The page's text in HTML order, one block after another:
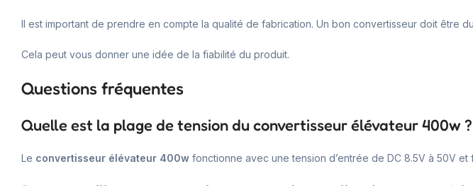
Il est important de prendre en compte la qualité de fabrication. Un bon convertisseur doit être
Cela peut vous donner une idée de la fiabilité du produit.
Questions fréquentes
Quelle est la plage de tension du convertisseur élévateur 400w ?
Le convertisseur élévateur 400w fonctionne avec une tension d’entrée de DC 8.5V à 50V